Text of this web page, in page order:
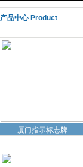
产品中心 Product
厦门交通标志牌
厦门指示标志牌